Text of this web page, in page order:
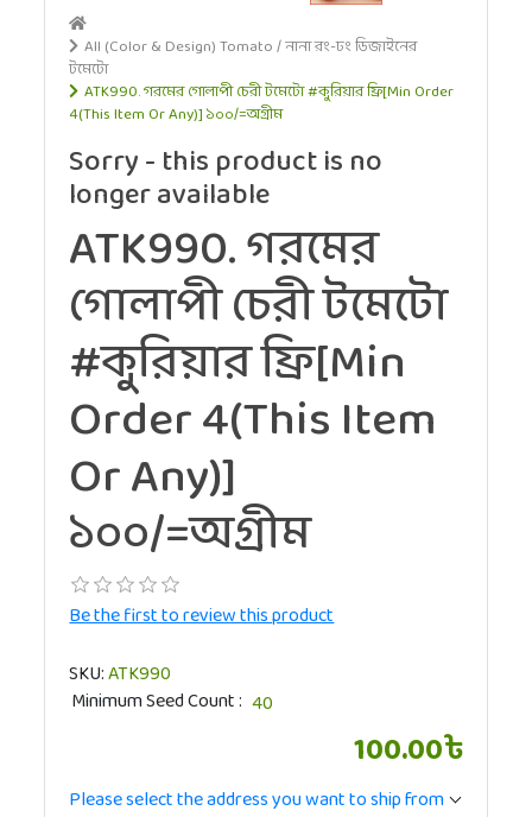
All (Color & Design) Tomato / নানা রং-ঢং ডিজাইনের
টমেটো
ATK990. গরমের গোলাপী চেরী টমেটো #কুরিয়ার ফ্রি[Min Order
4(This Item Or Any)] ১০০/=অগ্রীম
Sorry - this product is no
longer available
ATK990. গরমের
গোলাপী চেরী টমেটো
#কুরিয়ার ফ্রি[Min
Order 4(This Item
Or Any)]
১০০/=অগ্রীম
Be the first to review this product
SKU:ATK990
Minimum Seed Count
100.00৳
Please select the address you want to ship from